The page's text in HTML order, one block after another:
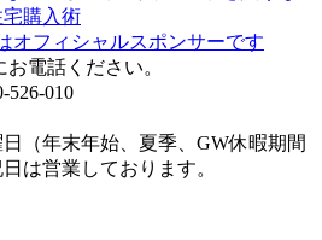
（年末年始、夏季、GW休暇期間
は営業しております。